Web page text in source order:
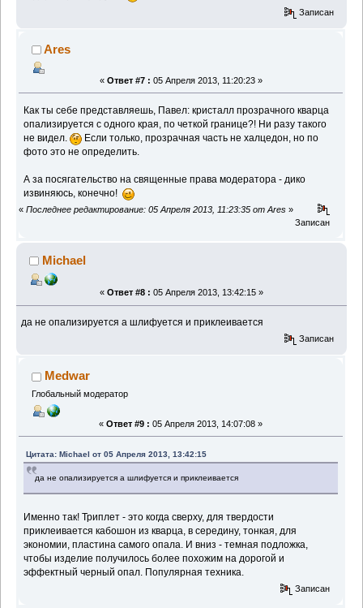
Записан
Ares
« Ответ #7 : 05 Апреля 2013, 11:20:23 »
Как ты себе представляешь, Павел: кристалл прозрачного кварца
опализируется с одного края, по четкой границе?! Ни разу такого
не видел.
Если только, прозрачная часть не халцедон, но по
фото это не определить.
А за посягательство на священные права модератора - дико
извиняюсь, конечно!
« Последнее редактирование: 05 Апреля 2013, 11:23:35 от Ares »
Записан
Michael
« Ответ #8 : 05 Апреля 2013, 13:42:15 »
да не опализируется а шлифуется и приклеивается
Записан
Medwar
Глобальный модератор
« Ответ #9 : 05 Апреля 2013, 14:07:08 »
Цитата: Michael от 05 Апреля 2013, 13:42:15
да не опализируется а шлифуется и приклеивается
Именно так! Триплет - это когда сверху, для твердости
приклеивается кабошон из кварца, в середину, тонкая, для
экономии, пластина самого опала. И вниз - темная подложка,
чтобы изделие получилось более похожим на дорогой и
эффектный черный опал. Популярная техника.
Записан